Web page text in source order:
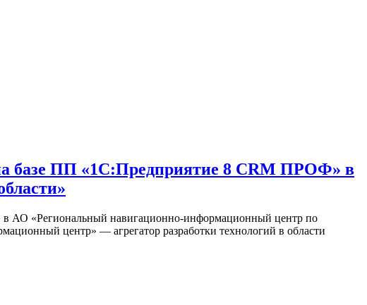
базе ПП «1С:Предприятие 8 CRM ПРОФ» в
АО «Региональный навигационно-информационный центр по
центр» — агрегатор разработки технологий в области